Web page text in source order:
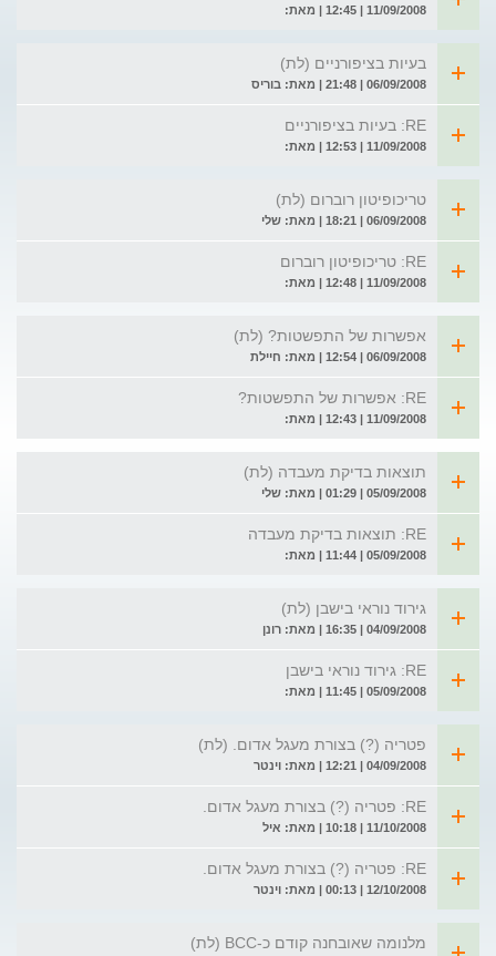
11/09/2008 | 12:45 | מאת:
בעיות בציפורניים (לת)
06/09/2008 | 21:48 | מאת: בוריס
RE: בעיות בציפורניים
11/09/2008 | 12:53 | מאת:
טריכופיטון רוברום (לת)
06/09/2008 | 18:21 | מאת: שלי
RE: טריכופיטון רוברום
11/09/2008 | 12:48 | מאת:
אפשרות של התפשטות? (לת)
06/09/2008 | 12:54 | מאת: חיילת
RE: אפשרות של התפשטות?
11/09/2008 | 12:43 | מאת:
תוצאות בדיקת מעבדה (לת)
05/09/2008 | 01:29 | מאת: שלי
RE: תוצאות בדיקת מעבדה
05/09/2008 | 11:44 | מאת:
גירוד נוראי בישבן (לת)
04/09/2008 | 16:35 | מאת: רונן
RE: גירוד נוראי בישבן
05/09/2008 | 11:45 | מאת:
פטריה (?) בצורת מעגל אדום. (לת)
04/09/2008 | 12:21 | מאת: וינטר
RE: פטריה (?) בצורת מעגל אדום.
11/10/2008 | 10:18 | מאת: איל
RE: פטריה (?) בצורת מעגל אדום.
12/10/2008 | 00:13 | מאת: וינטר
מלנומה שאובחנה קודם כ-BCC (לת)